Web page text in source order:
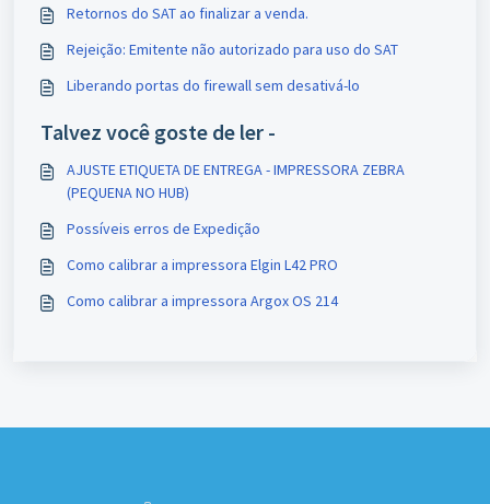
Retornos do SAT ao finalizar a venda.
Rejeição: Emitente não autorizado para uso do SAT
Liberando portas do firewall sem desativá-lo
Talvez você goste de ler -
AJUSTE ETIQUETA DE ENTREGA - IMPRESSORA ZEBRA
(PEQUENA NO HUB)
Possíveis erros de Expedição
Como calibrar a impressora Elgin L42 PRO
Como calibrar a impressora Argox OS 214